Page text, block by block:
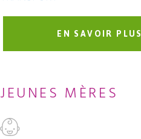
EN SAVOIR PLUS
JEUNES MÈRES